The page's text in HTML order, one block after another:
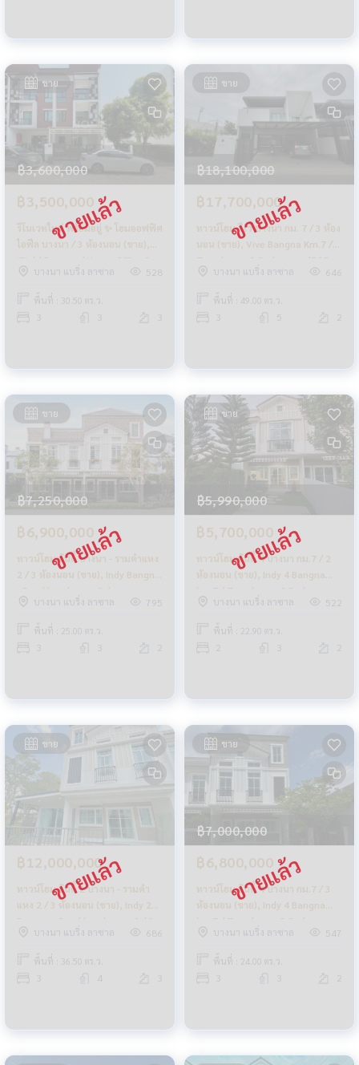
ขาย
฿3,600,000
฿3,500,000
รีโนเวทใหม่ พร้อมอยู่ ✨ โฮมออฟฟิศ
ไอฟีล บางนา / 3 ห้องนอน (ขาย),
iField Bangna / Home Office 3
Bedrooms (FOR SALE) CJ421
บางนา แบริ่ง ลาซาล 528
พื้นที่ : 30.50 ตร.ว.
ขาย
฿18,100,000
฿17,700,000
ทาวน์โฮม วีเว่ บางนา กม. 7 / 3 ห้อง
นอน (ขาย), Vive Bangna Km.7 /
Townhome 3 Bedrooms (FOR
SALE) CJ089
บางนา แบริ่ง ลาซาล 646
พื้นที่ : 49.00 ตร.ว.
5
ขาย
฿7,250,000
฿6,900,000
ทาวน์โฮม อินดี้ บางนา - รามคำแหง
2 / 3 ห้องนอน (ขาย), Indy Bangna
- Ramkhamhaeng 2 /
Townhome 3 Bedrooms (FOR
SALE) CJ256
บางนา แบริ่ง ลาซาล 795
พื้นที่ : 25.00 ตร.ว.
ขาย
฿5,990,000
฿5,700,000
ทาวน์โฮม อินดี้ 4 บางนา กม.7 / 2
ห้องนอน (ขาย), Indy 4 Bangna
km.7 / Townhome 2 Bedrooms
(FOR SALE) CJ393
บางนา แบริ่ง ลาซาล 522
พื้นที่ : 22.90 ตร.ว.
ขาย
฿12,000,000
ทาวน์โฮม อินดี้ 2 บางนา - รามคํา
แหง 2 / 3 ห้องนอน (ขาย), Indy 2
Bangna - Ramkhamhaeng 2 / 3
ห้องนอน (ขาย) CJ408
บางนา แบริ่ง ลาซาล 686
พื้นที่ : 36.50 ตร.ว.
4
ขาย
฿7,000,000
฿6,800,000
ทาวน์โฮม อินดี้ 4 บางนา กม.7 / 3
ห้องนอน (ขาย), Indy 4 Bangna
km.7 / Townhome 3 Bedrooms
(FOR SALE) CJ266
บางนา แบริ่ง ลาซาล 547
พื้นที่ : 24.00 ตร.ว.